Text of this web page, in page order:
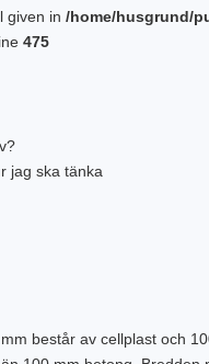
given in /home/husgrund/
475
jag ska tänka
består av cellplast och